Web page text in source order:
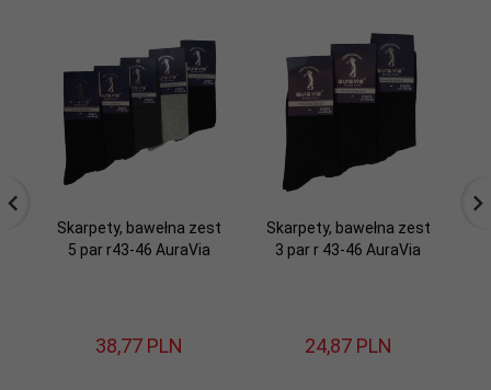
Skarpety, bawełna zest
5 par r43-46 AuraVia
38,77 PLN
Skarpety, bawełna zest
3 par r 43-46 AuraVia
24,87 PLN